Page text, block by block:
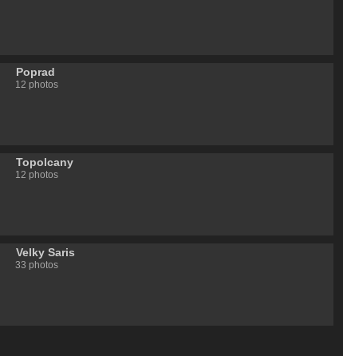
Poprad
12 photos
Topolcany
12 photos
Velky Saris
33 photos